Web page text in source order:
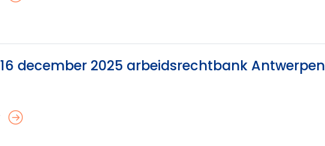
december 2025 arbeidsrechtbank Antwerpen